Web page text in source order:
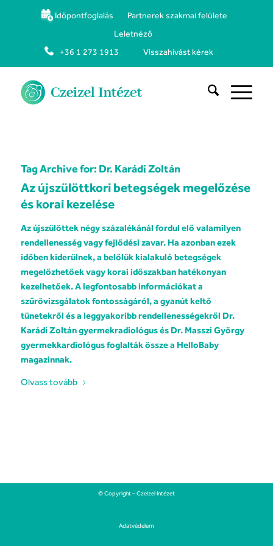
Időpontfoglalás
Partnerek szakmai felülete
Leletnéző
+36 1 273 1913
Visszahívást kérek
Tag Archive for: Dr. Karádi Zoltán
Az újszülöttkori betegségek megelőzése
és korai kezelése
Az újszülöttek négy százalékánál fordul elő valamilyen
rendellenesség vagy fejlődési zavar. Ha azonban ezek
időben kiderülnek, a belőlük kialakuló betegségek
megelőzhetőek vagy korai időszakban hatékonyan
kezelhetőek. A legfontosabb információkat a
szűrővizsgálatok fontosságáról, a gyanút keltő
tünetekről és a leggyakoribb rendellenességekről Dr.
Karádi Zoltán gyermekradiológus és Dr. Masszi György
gyermekkardiológus foglalták össze a HelloBaby
magazinnak.
Olvass tovább
© Copyright – Czeizel Intézet
Adatvédelem